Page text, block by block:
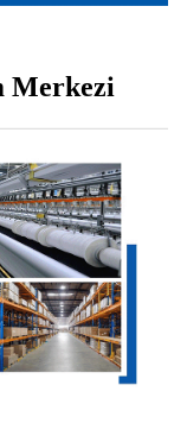
Merkezi